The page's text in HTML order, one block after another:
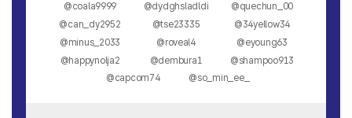
@coala9999
@dydghsladldi
@quechun_00
@can_dy2952
@tse23335
@34yellow34
@minus_2033
@roveal4
@eyoung63
@happynolja2
@dembura1
@shampoo913
@capcom74
@so_min_ee_